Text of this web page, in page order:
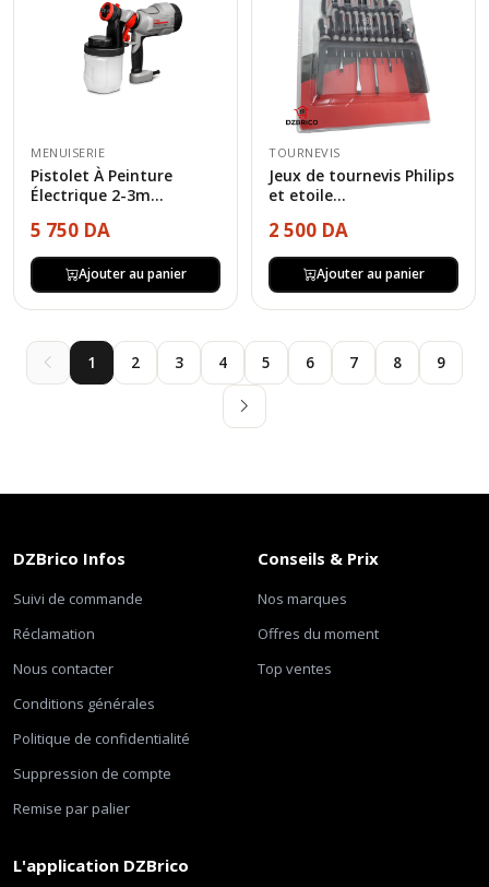
MENUISERIE
Pistolet À Peinture
Électrique 2-3m...
5 750 DA
Ajouter au panier
TOURNEVIS
Jeux de tournevis Philips
et etoile...
2 500 DA
Ajouter au panier
1 2 3 4 5 6 7 8 9
DZBrico Infos
Suivi de commande
Réclamation
Nous contacter
Conditions générales
Politique de confidentialité
Suppression de compte
Remise par palier
Conseils & Prix
Nos marques
Offres du moment
Top ventes
L'application DZBrico